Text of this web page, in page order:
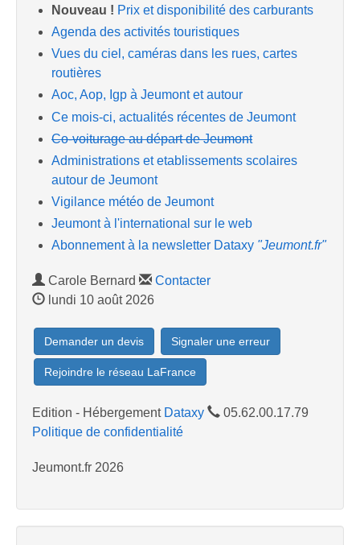
Nouveau ! Prix et disponibilité des carburants
Agenda des activités touristiques
Vues du ciel, caméras dans les rues, cartes
routières
Aoc, Aop, Igp à Jeumont et autour
Ce mois-ci, actualités récentes de Jeumont
Co-voiturage au départ de Jeumont
Administrations et etablissements scolaires
autour de Jeumont
Vigilance météo de Jeumont
Jeumont à l'international sur le web
Abonnement à la newsletter Dataxy "Jeumont.fr"
Carole Bernard
Contacter
lundi 10 août 2026
Demander un devis Signaler une erreur
Rejoindre le réseau LaFrance
Edition - Hébergement Dataxy
05.62.00.17.79
Politique de confidentialité
Jeumont.fr 2026